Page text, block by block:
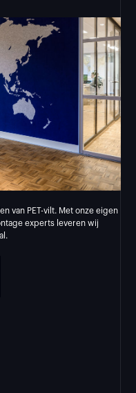
van PET-vilt. Met onze eigen
experts leveren wij